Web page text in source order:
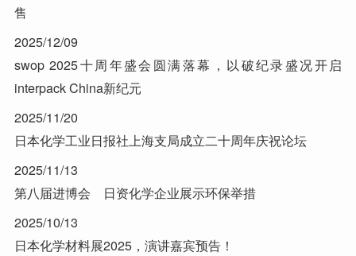
售
2025/12/09
swop 2025十周年盛会圆满落幕，以破纪录盛况开启
interpack China新纪元
2025/11/20
日本化学工业日报社上海支局成立二十周年庆祝论坛
2025/11/13
第八届进博会 日资化学企业展示环保举措
2025/10/13
日本化学材料展2025，演讲嘉宾预告！